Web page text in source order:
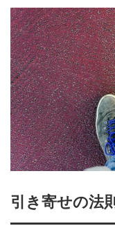
引き寄せの法